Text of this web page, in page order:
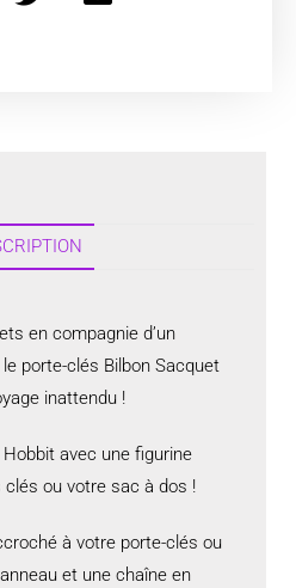
en compagnie d’un
porte-clés Bilbon Sacquet
inattendu !
avec une figurine
ou votre sac à dos !
à votre porte-clés ou
et une chaîne en